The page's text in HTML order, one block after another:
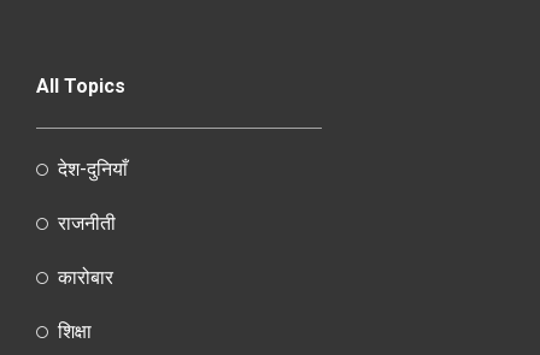
All Topics
देश-दुनियाँ
राजनीती
कारोबार
शिक्षा